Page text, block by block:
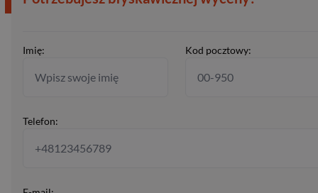
Imię: Kod pocztowy:
Telefon: